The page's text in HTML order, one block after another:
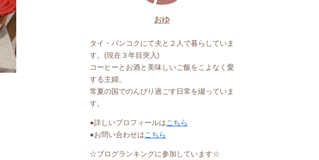
おゆ
タイ・バンコクにて夫と２人で暮らしていま
す。(現在３年目突入)
コーヒーとお酒と美味しいご飯をこよなく愛
する主婦。
常夏の国でのんびり過ごす日常を綴っていま
す。
●詳しいプロフィールは こちら
●お問い合わせは こちら
☆ブログランキングに参加しています☆